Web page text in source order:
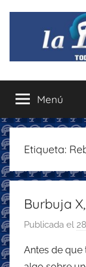
contenido
La
el
mundo
del
podcasting
recomendaciones
disfrutar
podcastfera
Menú
Etiqueta:
Burbuja
Publicada el
Antes de que